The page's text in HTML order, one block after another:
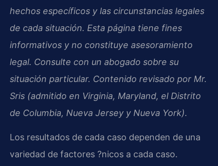
hechos específicos y las circunstancias legales
de cada situación. Esta página tiene fines
informativos y no constituye asesoramiento
legal. Consulte con un abogado sobre su
situación particular. Contenido revisado por Mr.
Sris (admitido en Virginia, Maryland, el Distrito
de Columbia, Nueva Jersey y Nueva York).
Los resultados de cada caso dependen de una
variedad de factores ?nicos a cada caso.